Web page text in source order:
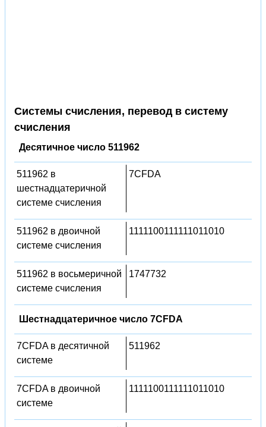
Системы счисления, перевод в систему
счисления
Десятичное число 511962
511962 в
шестнадцатеричной
системе счисления
7CFDA
511962 в двоичной
системе счисления
1111100111111011010
511962 в восьмеричной
системе счисления
1747732
Шестнадцатеричное число 7CFDA
7CFDA в десятичной
системе
511962
7CFDA в двоичной
системе
1111100111111011010